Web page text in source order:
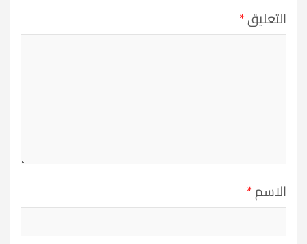
التعليق*
الاسم*